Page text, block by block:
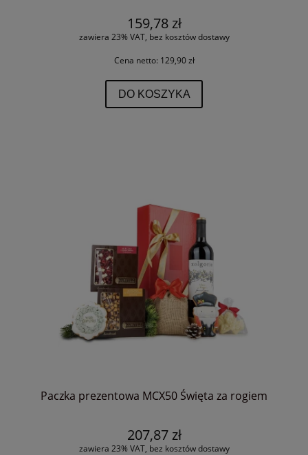
159,78 zł
zawiera 23% VAT, bez kosztów dostawy
Cena netto: 129,90 zł
DO KOSZYKA
Paczka prezentowa MCX50 Święta za rogiem
207,87 zł
zawiera 23% VAT, bez kosztów dostawy